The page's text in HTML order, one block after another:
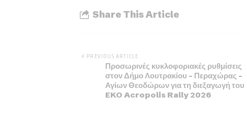
Share This Article
PREVIOUS ARTICLE
Προσωρινές κυκλοφοριακές ρυθμίσεις
στον Δήμο Λουτρακίου – Περαχώρας –
Αγίων Θεοδώρων για τη διεξαγωγή του
EKO Acropolis Rally 2026